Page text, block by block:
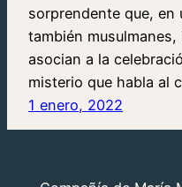
sorprendente que, en
también
asocian a la
misterio que habla al
1 enero, 2022